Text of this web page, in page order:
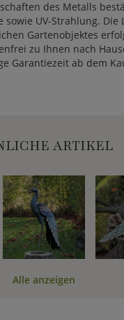
des Metalls
sowie UV-Strahlung. Die
Gartenobjektes
zu Ihnen nach
Garantiezeit ab dem
ARTIKEL
Alle anzeigen